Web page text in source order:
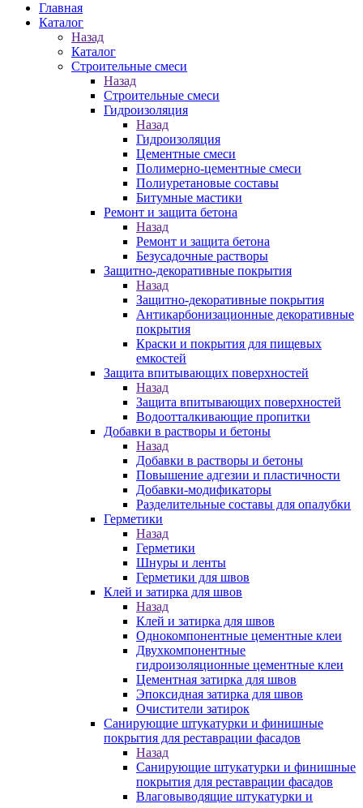
Главная
Каталог
Назад
Каталог
Строительные смеси
Назад
Строительные смеси
Гидроизоляция
Назад
Гидроизоляция
Цементные смеси
Полимерно-цементные смеси
Полиуретановые составы
Битумные мастики
Ремонт и защита бетона
Назад
Ремонт и защита бетона
Безусадочные растворы
Защитно-декоративные покрытия
Назад
Защитно-декоративные покрытия
Антикарбонизационные декоративные
покрытия
Краски и покрытия для пищевых
емкостей
Защита впитывающих поверхностей
Назад
Защита впитывающих поверхностей
Водоотталкивающие пропитки
Добавки в растворы и бетоны
Назад
Добавки в растворы и бетоны
Повышение адгезии и пластичности
Добавки-модификаторы
Разделительные составы для опалубки
Герметики
Назад
Герметики
Шнуры и ленты
Герметики для швов
Клей и затирка для швов
Назад
Клей и затирка для швов
Однокомпонентные цементные клеи
Двухкомпонентные
гидроизоляционные цементные клеи
Цементная затирка для швов
Эпоксидная затирка для швов
Очистители затирок
Санирующие штукатурки и финишные
покрытия для реставрации фасадов
Назад
Санирующие штукатурки и финишные
покрытия для реставрации фасадов
Влаговыводящие штукатурки и